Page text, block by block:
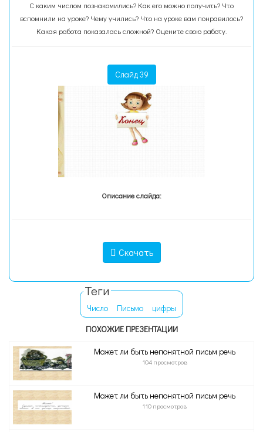
С каким числом познакомились? Как его можно получить? Что
вспомнили на уроке? Чему учились? Что на уроке вам понравилось?
Какая работа показалась сложной? Оцените свою работу.
Слайд 39
Описание слайда:
Скачать
Теги
Число Письмо
цифры
ПОХОЖИЕ ПРЕЗЕНТАЦИИ
Может ли быть непонятной письм речь
104 просмотров
Может ли быть непонятной письм речь
110 просмотров